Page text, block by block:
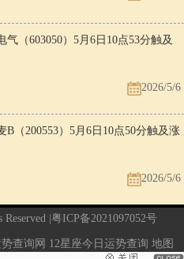
气（603050）5月6日10点53分触及
2026/5/6
B（200553）5月6日10点50分触及涨
2026/5/6
| 粤ICP备2021097052号
查询网 12星座今日运势查询 地图